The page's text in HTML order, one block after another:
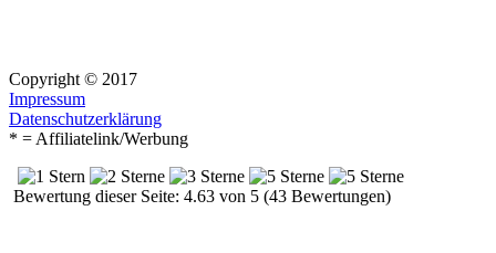
Copyright © 2017
Impressum
Datenschutzerklärung
* = Affiliatelink/Werbung
Bewertung dieser Seite: 4.63 von 5 (43 Bewertungen)